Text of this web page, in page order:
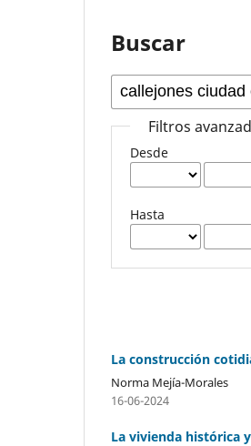
Buscar
Filtros
Desde
Hasta
La construcción
Norma Mejía-Morales
16-06-2024
La vivienda histórica